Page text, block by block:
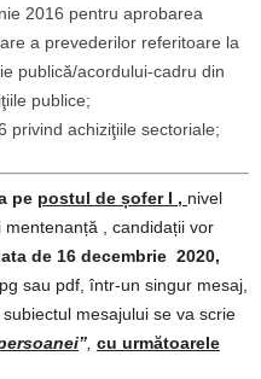
2016 pentru aprobarea
a prevederilor referitoare la
publică/acordului-cadru din
publice;
privind achiziţiile sectoriale;
pe postul de șofer I , nivel
, candidații vor
de 16 decembrie 2020,
sau pdf, într-un singur mesaj,
subiectul mesajului se va scrie
” cu următoarele